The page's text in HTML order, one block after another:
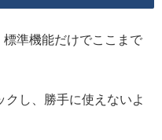
準機能だけでここまで
し、勝手に使えないよ